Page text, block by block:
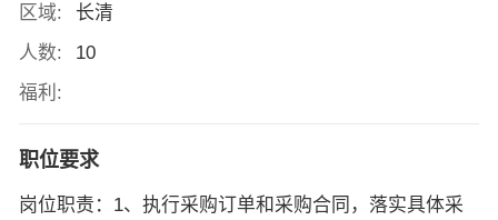
区域:
长清
人数:
10
福利:
职位要求
岗位职责：1、执行采购订单和采购合同，落实具体采